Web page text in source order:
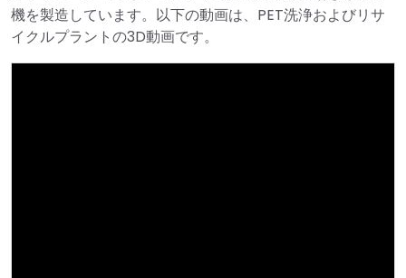
機を製造しています。以下の動画は、PET洗浄およびリサ
イクルプラントの3D動画です。